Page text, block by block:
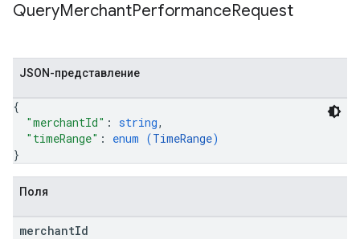
QueryMerchantPerformanceRequest
JSON-представление
{
"merchantId" : string,
"timeRange" : enum (TimeRange)
}
Поля
merchantId